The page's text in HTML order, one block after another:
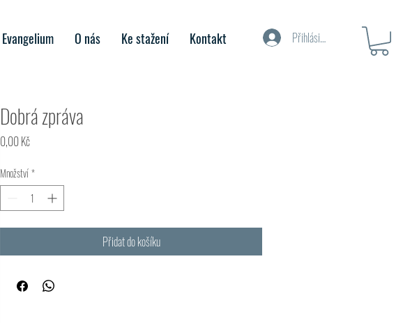
Evangelium O nás Ke stažení Kontakt Přihlásit se
Dobrá zpráva
0,00 KčCena
Množství*
Přidat do košíku